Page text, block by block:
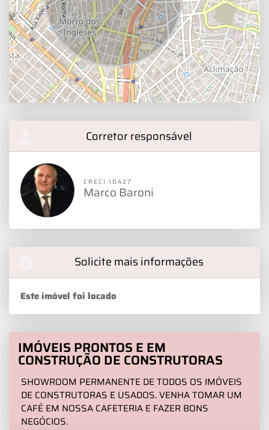
Corretor responsável
CRECI 10427
Marco Baroni
Solicite mais informações
Este imóvel foi locado
IMÓVEIS PRONTOS E EM
CONSTRUÇÃO DE CONSTRUTORAS
SHOWROOM PERMANENTE DE TODOS OS IMÓVEIS
DE CONSTRUTORAS E USADOS. VENHA TOMAR UM
CAFÉ EM NOSSA CAFETERIA E FAZER BONS
NEGÓCIOS.